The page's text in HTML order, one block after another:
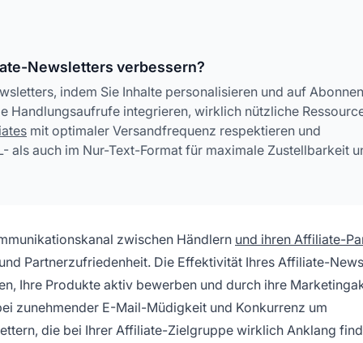
Newsletters verbessern?
indem Sie Inhalte personalisieren und auf
Handlungsaufrufe integrieren, wirklich nützliche
mit optimaler Versandfrequenz respektieren und
als auch im Nur-Text-Format für maximale Zustellbarkeit
zwischen Händlern und ihren Affiliate-
Partnerzufriedenheit. Die Effektivität Ihres Affiliate-
Ihre Produkte aktiv bewerben und durch ihre
zunehmender E-Mail-Müdigkeit und Konkurrenz um
die bei Ihrer Affiliate-Zielgruppe wirklich Anklang